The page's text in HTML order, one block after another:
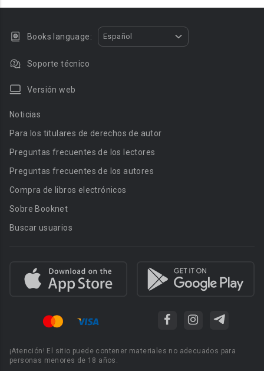
Books language: Español
Soporte técnico
Versión web
Noticias
Para los titulares de derechos de autor
Preguntas frecuentes de los lectores
Preguntas frecuentes de los autores
Compra de libros electrónicos
Sobre Booknet
Buscar usuarios
¡Atención! El sitio puede contener materiales no adecuados para
personas menores de 18 años.